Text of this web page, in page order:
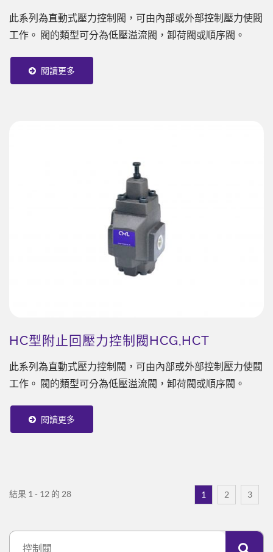
此系列為直動式壓力控制閥，可由內部或外部控制壓力使閥
工作。 閥的類型可分為低壓溢流閥，卸荷閥或順序閥。
閱讀更多
HC型附止回壓力控制閥HCG,HCT
此系列為直動式壓力控制閥，可由內部或外部控制壓力使閥
工作。 閥的類型可分為低壓溢流閥，卸荷閥或順序閥。
閱讀更多
結果 1 - 12 的 28 1 2 3